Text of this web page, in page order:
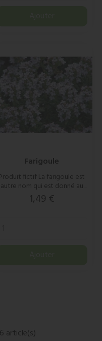
Farigoule
fictif La farigoule est
nom qui est donné au...
Prix
1,49 €
article(s)